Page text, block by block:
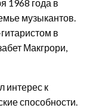
1968 года в
музыкантов.
в
Макгрори,
интерес к
способности.